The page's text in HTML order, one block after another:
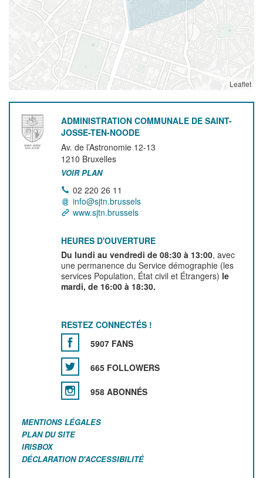
Leaflet
ADMINISTRATION COMMUNALE DE SAINT-
JOSSE-TEN-NOODE
Av. de l’Astronomie 12-13
1210 Bruxelles
VOIR PLAN
02 220 26 11
info@sjtn.brussels
www.sjtn.brussels
HEURES D'OUVERTURE
Du lundi au vendredi de 08:30 à 13:00, avec
une permanence du Service démographie (les
services Population, État civil et Étrangers) le
mardi, de 16:00 à 18:30.
RESTEZ CONNECTÉS !
5907 FANS
665 FOLLOWERS
958 ABONNÉS
MENTIONS LÉGALES
PLAN DU SITE
IRISBOX
DÉCLARATION D'ACCESSIBILITÉ